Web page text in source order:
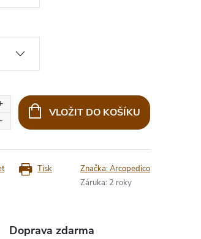
VLOŽIT DO KOŠÍKU
Tisk Značka:Arcopedico
Záruka: 2 roky
Doprava zdarma